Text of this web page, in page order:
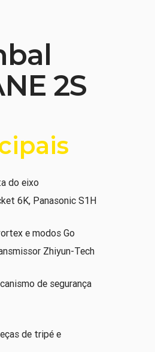
2S
do eixo
6K, Panasonic S1H
e modos Go
Zhiyun-Tech
de segurança
de tripé e